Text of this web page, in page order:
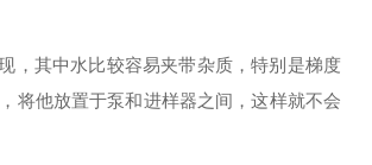
，其中水比较容易夹带杂质，特别是梯度
将他放置于泵和进样器之间，这样就不会